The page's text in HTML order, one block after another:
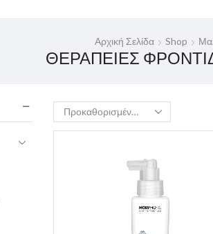
Αρχική Σελίδα Shop
ΘΕΡΑΠΕΊΕΣ